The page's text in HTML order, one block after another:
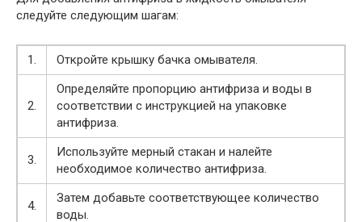
следуйте следующим шагам:
1. Откройте крышку бачка омывателя.
2.
Определяйте пропорцию антифриза и воды в
соответствии с инструкцией на упаковке
антифриза.
3.
Используйте мерный стакан и налейте
необходимое количество антифриза.
4.
Затем добавьте соответствующее количество
воды.